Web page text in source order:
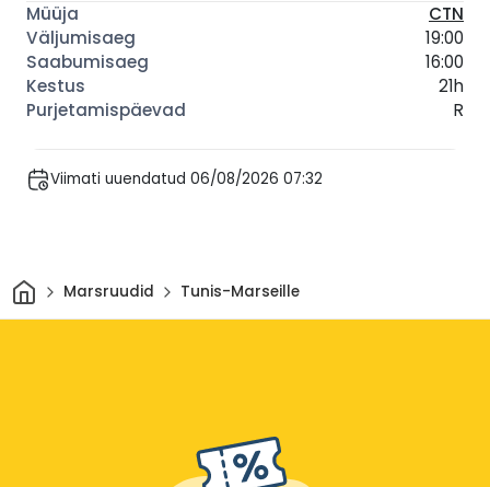
CTN
19:00
16:00
21h
R
Viimati uuendatud 06/08/2026 07:32
Avaleht
Marsruudid Tunis-Marseille